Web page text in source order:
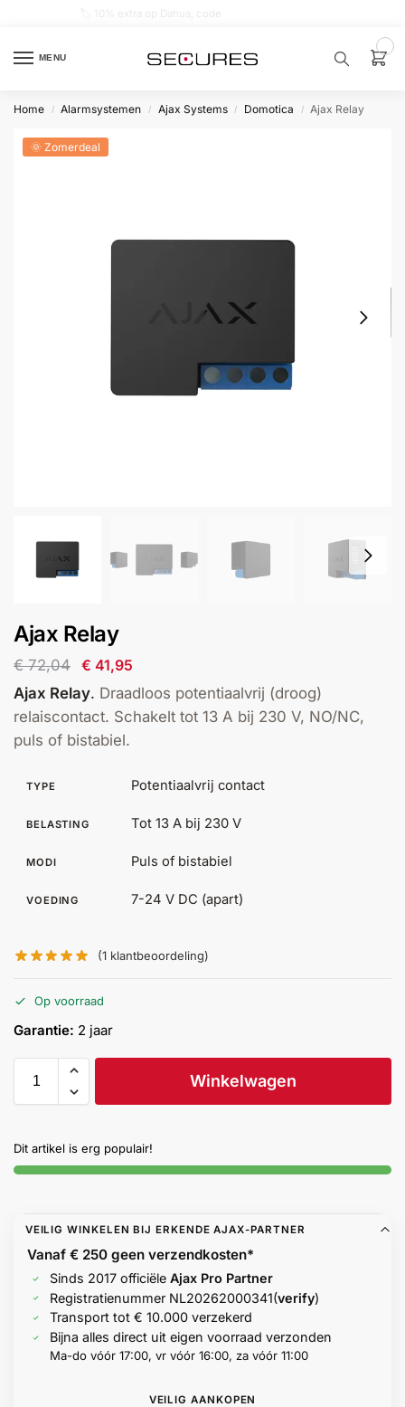
MENU
product…
&
Intercom
Inbraakbeveiliging
Merken
Help &
Home / Alarmsystemen / Ajax Systems / Domotica / Ajax Relay
🌞 Zomerdeal
Ajax Relay
€72,04 € 41,95
Ajax Relay. Draadloos potentiaalvrij (droog)
relaiscontact. Schakelt tot 13 A bij 230 V, NO/NC,
puls of bistabiel.
TYPE Potentiaalvrij contact
BELASTING Tot 13 A bij 230 V
MODI Puls of bistabiel
VOEDING 7-24 V DC (apart)
(1 klantbeoordeling)
Op voorraad
Garantie: 2 jaar
Winkelwagen
Dit artikel is erg populair!
VEILIG WINKELEN BIJ ERKENDE AJAX-PARTNER
Vanaf € 250 geenverzendkosten*
Sinds 2017 officiële Ajax Pro Partner
Registratienummer NL20262000341(verify)
Transport tot € 10.000 verzekerd
Bijna alles direct uit eigen voorraad verzonden
Ma-do vóór 17:00, vr vóór 16:00, za vóór 11:00
VEILIG AANKOPEN